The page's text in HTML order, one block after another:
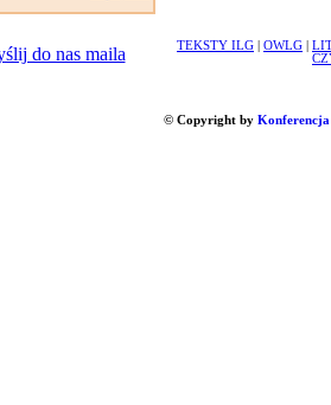
TEKSTY ILG OWLG
© Copyright by Konferencja